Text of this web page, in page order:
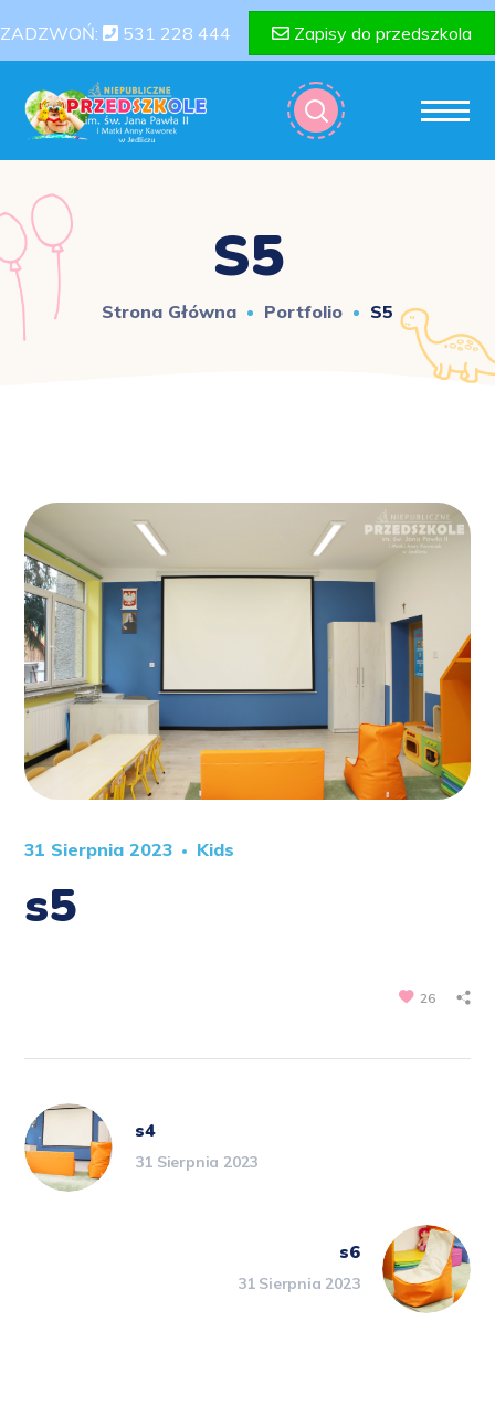
ZADZWOŃ: 531 228 444 Zapisy do przedszkola
S5
Strona Główna Portfolio S5
31 Sierpnia 2023 Kids
s5
26
s4
31 Sierpnia 2023
s6
31 Sierpnia 2023